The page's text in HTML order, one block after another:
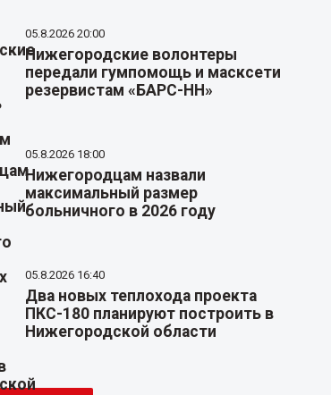
05.8.2026 20:00
Нижегородские волонтеры
передали гумпомощь и масксети
резервистам «БАРС-НН»
05.8.2026 18:00
Нижегородцам назвали
максимальный размер
больничного в 2026 году
05.8.2026 16:40
Два новых теплохода проекта
ПКС-180 планируют построить в
Нижегородской области